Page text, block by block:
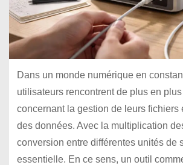
Dans un monde numérique en
utilisateurs rencontrent de plus en
concernant la gestion de leurs fichiers
des données. Avec la multiplication
conversion entre différentes unités de
essentielle. En ce sens, un outil